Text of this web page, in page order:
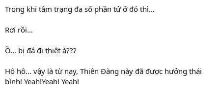
Trong khi tâm trạng đa số phần tử ở đó thì…
Rơi rồi…
Ồ… bị đá đi thiệt à???
Hô hô… vậy là từ nay, Thiên Đàng này đã được hưởng thái
bình! Yeah!Yeah! Yeah!